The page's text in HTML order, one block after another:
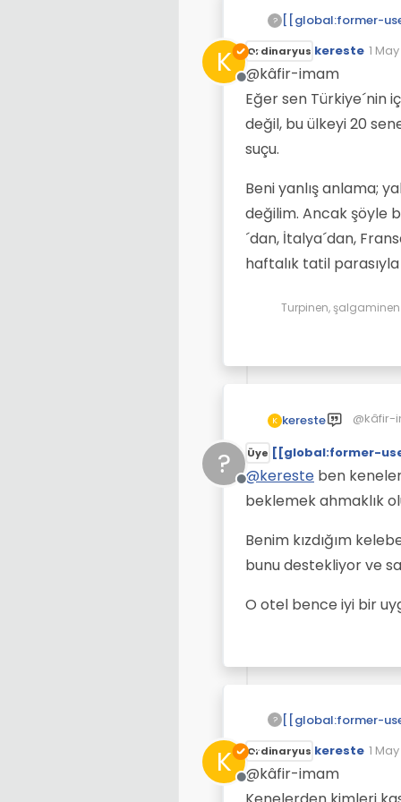
?
K
Çevrimdışı
Ordinaryus kereste 1Son
@kâfir-imam
Eğer sen Türkiye´nin
değil, bu ülkeyi 20
suçu.
Beni yanlış anlama;
değilim. Ancak şöyle
´dan, İtalya´dan,
haftalık tatil
Turpinen,
K kereste
@kâfir-
bu
Beni
değilim.
´dan,
haftalık
?
Çevrimdışı
Üye [[global:former-
@kereste ben
beklemek ahmaklık
Benim kızdığım
bunu destekliyor ve
O otel bence iyi bir
?
K
Çevrimdışı
Ordinaryus kereste 1Son
@kâfir-imam